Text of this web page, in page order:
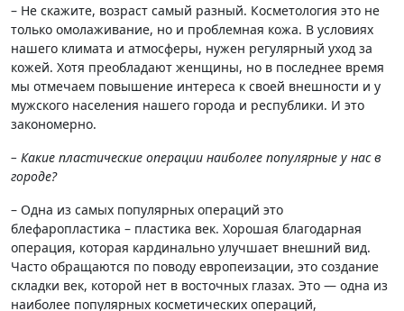
– Не скажите, возраст самый разный. Косметология это не
только омолаживание, но и проблемная кожа. В условиях
нашего климата и атмосферы, нужен регулярный уход за
кожей. Хотя преобладают женщины, но в последнее время
мы отмечаем повышение интереса к своей внешности и у
мужского населения нашего города и республики. И это
закономерно.
– Какие пластические операции наиболее популярные у нас в
городе?
– Одна из самых популярных операций это
блефаропластика – пластика век. Хорошая благодарная
операция, которая кардинально улучшает внешний вид.
Часто обращаются по поводу европеизации, это создание
складки век, которой нет в восточных глазах. Это — одна из
наиболее популярных косметических операций,